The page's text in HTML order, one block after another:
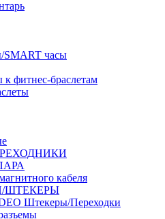
SMART часы
к фитнес-браслетам
кабеля
ШТЕКЕРЫ
Штекеры/Переходки